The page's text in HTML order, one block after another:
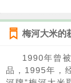
梅河大米的
1990年曾
品，1995年，